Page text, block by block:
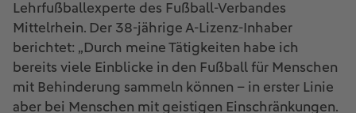
Lehrfußballexperte des Fußball-Verbandes
Mittelrhein. Der 38-jährige A-Lizenz-Inhaber
berichtet: „Durch meine Tätigkeiten habe ich
bereits viele Einblicke in den Fußball für Menschen
mit Behinderung sammeln können – in erster Linie
aber bei Menschen mit geistigen Einschränkungen.